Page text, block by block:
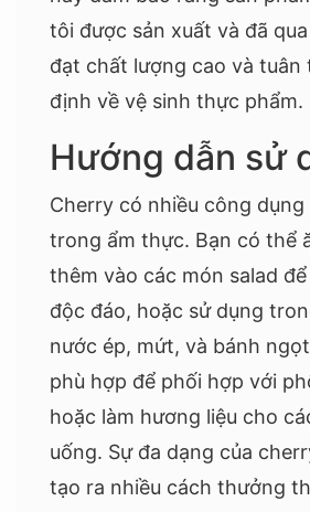
tôi được sản xuất và đã
đạt chất lượng cao và tuân
định về vệ sinh thực phẩm.
Hướng dẫn sử
Cherry có nhiều công
trong ẩm thực. Bạn có thể
thêm vào các món salad
độc đáo, hoặc sử dụng
nước ép, mứt, và bánh
phù hợp để phối hợp với
hoặc làm hương liệu cho
uống. Sự đa dạng của
tạo ra nhiều cách thưởng